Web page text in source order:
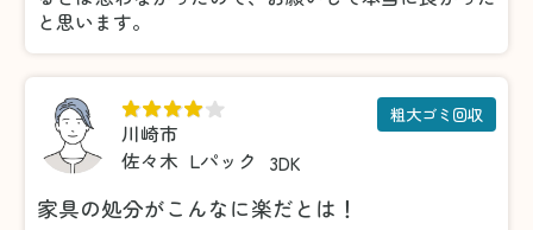
と思います。
川崎市
佐々木 Lパック 3DK
粗大ゴミ回収
家具の処分がこんなに楽だとは！